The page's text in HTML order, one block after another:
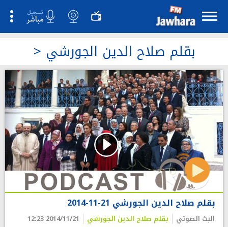
> بقلم صلاح الدين الجورشي
بقلم صلاح الدين الجورشي 21-11-2014
البث الصوتي بقلم صلاح الدين الجورشي 2014/11/21 12:23